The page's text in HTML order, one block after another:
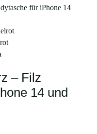
– Filz
14 und